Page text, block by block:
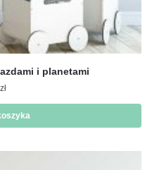
i planetami
zł